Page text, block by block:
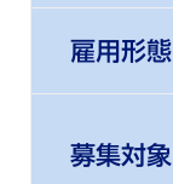
雇用形態
募集対象